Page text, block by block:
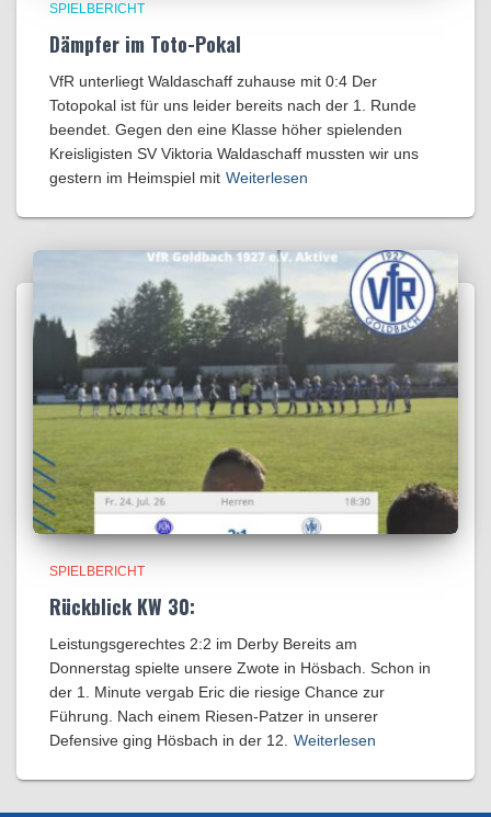
SPIELBERICHT
Dämpfer im Toto-Pokal
VfR unterliegt Waldaschaff zuhause mit 0:4​ Der
Totopokal ist für uns leider bereits nach der 1. Runde
beendet. Gegen den eine Klasse höher spielenden
Kreisligisten SV Viktoria Waldaschaff mussten wir uns
gestern im Heimspiel mit Weiterlesen
SPIELBERICHT
Rückblick KW 30:
Leistungsgerechtes 2:2 im Derby Bereits am
Donnerstag spielte unsere Zwote in Hösbach. Schon in
der 1. Minute vergab Eric die riesige Chance zur
Führung. Nach einem Riesen-Patzer in unserer
Defensive ging Hösbach in der 12.
Weiterlesen